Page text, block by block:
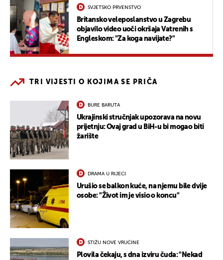
SVJETSKO PRVENSTVO
Britansko veleposlanstvo u Zagrebu
objavilo video uoči okršaja Vatrenih s
Engleskom: "Za koga navijate?"
TRI VIJESTI O KOJIMA SE PRIČA
BURE BARUTA
Ukrajinski stručnjak upozorava na novu
prijetnju: Ovaj grad u BiH-u bi mogao biti
žarište
DRAMA U RIJECI
Urušio se balkon kuće, na njemu bile dvije
osobe: "Život im je visio o koncu"
STIŽU NOVE VRUĆINE
Plovila čekaju, s dna izviru čuda: "Nekad